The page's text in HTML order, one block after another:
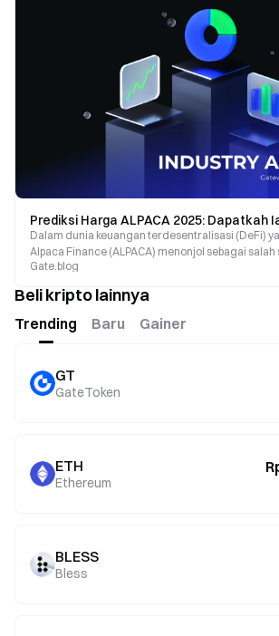
Dalam dunia keuangan terdesentralisasi (DeFi)
Alpaca Finance (ALPACA) menonjol sebagai
pertanian hasil berleverase.
Gate.blog
Beli kripto lainnya
Trending Baru Gainer
GT
GateToken
ETH
Ethereum
BLESS
Bless